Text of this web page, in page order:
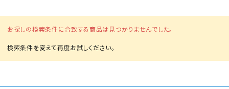
お探しの検索条件に合致する商品は見つかりませんでした。